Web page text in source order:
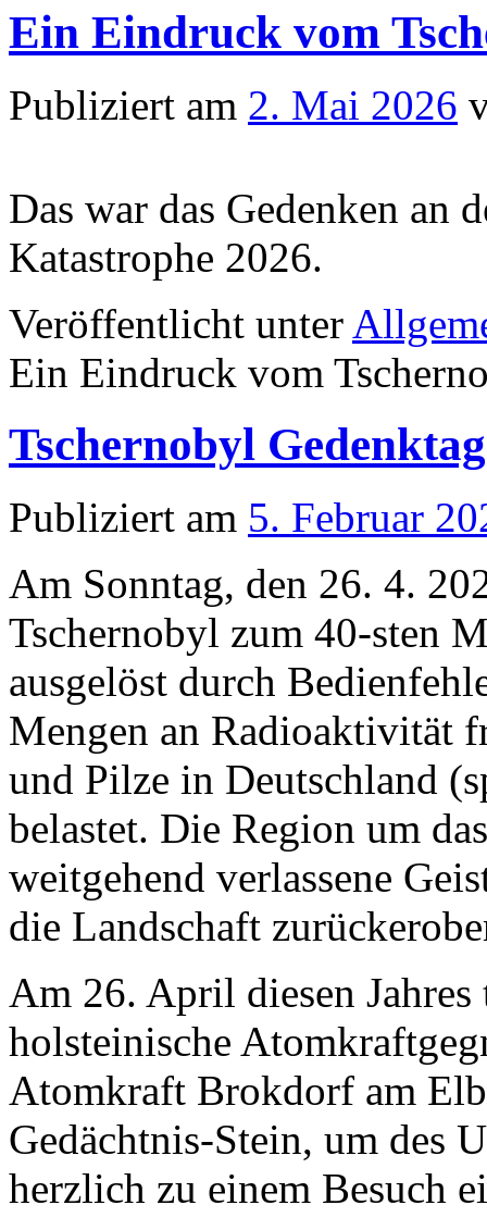
Ein Eindruck vom
Publiziert am 2. Mai 2026
Das war das Gedenken an
Katastrophe 2026.
Veröffentlicht unter
Ein Eindruck vom
Tschernobyl
Publiziert am 5. Februar
Am Sonntag, den 26. 4.
Tschernobyl zum 40-sten
ausgelöst durch
Mengen an Radioaktivität
und Pilze in Deutschland
belastet. Die Region um
weitgehend verlassene
die Landschaft
Am 26. April diesen
holsteinische
Atomkraft Brokdorf am
Gedächtnis-Stein, um des
herzlich zu einem Besuch